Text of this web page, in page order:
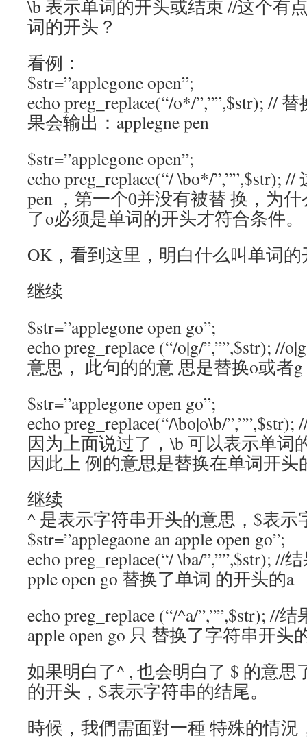
\b 表示单词的开头或结束 //这个有
词的开头？
看例：
$str=”applegone open”;
echo preg_replace(“/o*/”,””,$str); //
果会输出：applegne pen
$str=”applegone open”;
echo preg_replace(“/ \bo*/”,””,$str);
pen ，第一个0并没有被替 换，为
了o必须是单词的开头才符合条件。
OK，看到这里，明白什么叫单词
继续
$str=”applegone open go”;
echo preg_replace (“/o|g/”,””,$str); //
意思， 此句的的意 思是替换o或者g
$str=”applegone open go”;
echo preg_replace(“/\bo|o\b/”,””,$str);
因为上面说过了，\b 可以表示单词
因此上 例的意思是替换在单词开头
继续
^ 是表示字符串开头的意思，$表示
$str=”applegaone an apple open go”;
echo preg_replace(“/ \ba/”,””,$str); //
pple open go 替换了单词 的开头的a
echo preg_replace (“/^a/”,””,$str); //
apple open go 只 替换了字符串开头
如果明白了^ , 也会明白了 $ 的意思
的开头，$表示字符串的结尾。
時候，我們需面對一種 特殊的情況